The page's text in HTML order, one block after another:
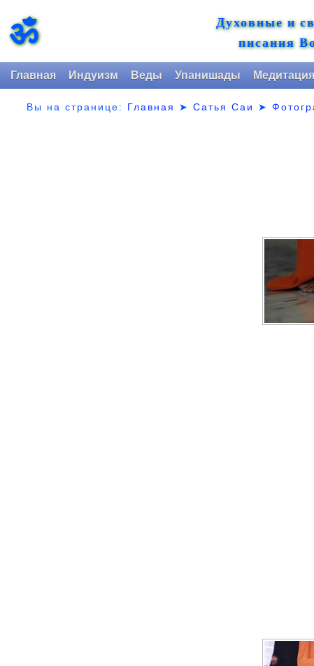
ॐ
Духовные и
писания
Главная Индуизм Веды Упанишады Медитация
Вы на странице: Главная ➤Сатья Саи ➤